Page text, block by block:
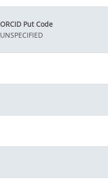
ORCID Put Code
UNSPECIFIED